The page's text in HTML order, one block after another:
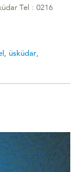
Tel : 0216
üsküdar,